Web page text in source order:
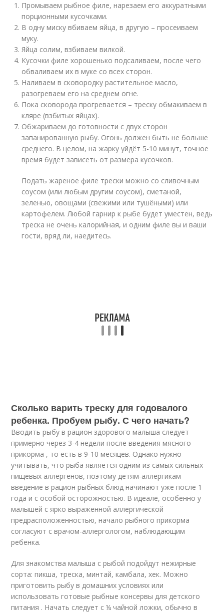
Промываем рыбное филе, нарезаем его аккуратными
порционными кусочками.
В одну миску вбиваем яйца, в другую – просеиваем
муку.
Яйца солим, взбиваем вилкой.
Кусочки филе хорошенько подсаливаем, после чего
обваливаем их в муке со всех сторон.
Наливаем в сковородку растительное масло,
разогреваем его на среднем огне.
Пока сковорода прогревается – треску обмакиваем в
кляре (взбитых яйцах).
Обжариваем до готовности с двух сторон
запанированную рыбу. Огонь должен быть не больше
среднего. В целом, на жарку уйдёт 5-10 минут, точное
время будет зависеть от размера кусочков.
Подать жареное филе трески можно со сливочным
соусом (или любым другим соусом), сметаной,
зеленью, овощами (свежими или тушёными) или
картофелем. Любой гарнир к рыбе будет уместен, ведь
треска не очень калорийная, и одним филе вы и ваши
гости, вряд ли, наедитесь.
Сколько варить треску для годовалого
ребенка. Пробуем рыбу. С чего начать?
Вводить рыбу в рацион здорового малыша следует
примерно через 3-4 недели после введения мясного
прикорма , то есть в 9-10 месяцев. Однако нужно
учитывать, что рыба является одним из самых сильных
пищевых аллергенов, поэтому детям-аллергикам
введение в рацион рыбных блюд начинают уже после 1
года и с особой осторожностью. В идеале, особенно у
малышей с ярко выраженной аллергической
предрасположенностью, начало рыбного прикорма
согласуют с врачом-аллергологом, наблюдающим
ребенка.
Для знакомства малыша с рыбой подойдут нежирные
сорта: пикша, треска, минтай, камбала, хек. Можно
приготовить рыбу в домашних условиях или
использовать готовые рыбные консервы для детского
питания . Начать следует с ¼ чайной ложки, обычно в